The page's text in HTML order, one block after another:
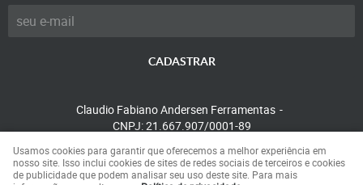
CADASTRAR
Claudio Fabiano Andersen Ferramentas
CNPJ: 21.667.907/0001-89
LOJA VIRTUAL CRIADA POR
Usamos cookies para garantir que oferecemos a melhor experiência em
nosso site. Isso inclui cookies de sites de redes sociais de terceiros e cookies
de publicidade que podem analisar seu uso deste site. Para mais